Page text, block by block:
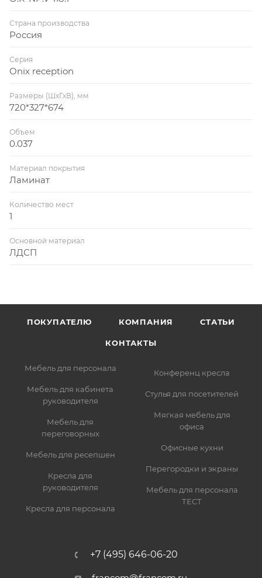
Страна производства
Россия
Серия
Onix reception
Размеры (ШхГхВ), мм
720*327*674
Объем
0.037
Материал покрытия
Ламинат
Количество мест
1
Основной материал
ЛДСП
ПОКУПАТЕЛЮ КОМПАНИЯ СТАТЬИ
КОНТАКТЫ
Мебель для персонала
Мебель для кабинета
руководителя
Мебель для
переговорных
Мебель для ресепшен
Кресла для
руководителя
Кресла для персонала
Конференц кресла
Стулья для посетителей
Мягкая мебель для
офиса
Офисные кухни
Перегородки и экраны
Мебель для персонала
ТЕСТ
+7 (495) 646-06-20